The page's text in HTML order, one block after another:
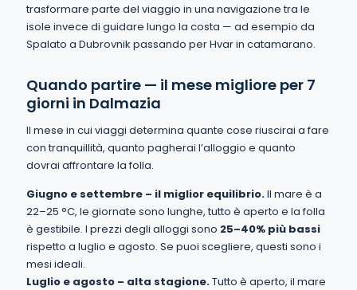
trasformare parte del viaggio in una navigazione tra le
isole invece di guidare lungo la costa — ad esempio da
Spalato a Dubrovnik passando per Hvar in catamarano.
Quando partire — il mese migliore per 7
giorni in Dalmazia
Il mese in cui viaggi determina quante cose riuscirai a fare
con tranquillità, quanto pagherai l’alloggio e quanto
dovrai affrontare la folla.
Giugno e settembre – il miglior equilibrio.Il mare è a
22–25 °C, le giornate sono lunghe, tutto è aperto e la folla
è gestibile. I prezzi degli alloggi sono 25–40% più bassi
rispetto a luglio e agosto. Se puoi scegliere, questi sono i
mesi ideali.
Luglio e agosto – alta stagione.Tutto è aperto, il mare